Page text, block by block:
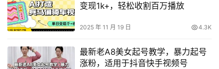
变现1k+，轻松收割百万播放
2025 年 11 月 19 日 4.3K
最新老A8美女起号教学，暴力起号
涨粉，适用于抖音快手视频号